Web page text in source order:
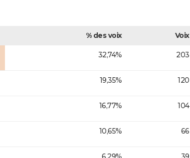
% des voix
Voix
32,74% 203
19,35% 120
16,77% 104
10,65% 66